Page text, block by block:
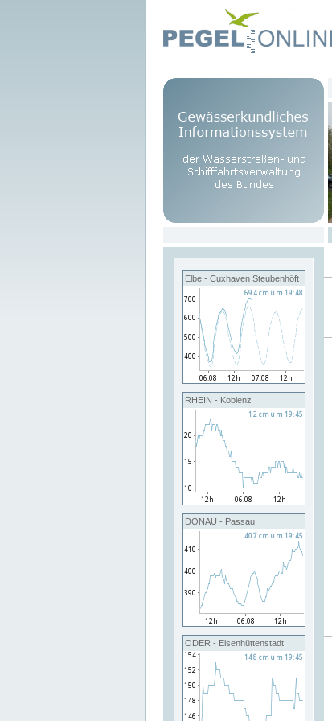
Elbe - Cuxhaven Steubenhöft
RHEIN - Koblenz
DONAU - Passau
ODER - Eisenhüttenstadt